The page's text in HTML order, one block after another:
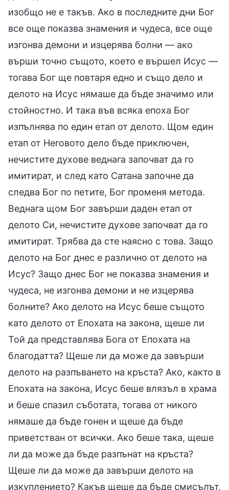
изобщо не е такъв. Ако в последните дни Бог
все още показва знамения и чудеса, все още
изгонва демони и изцерява болни — ако
върши точно същото, което е вършел Исус —
тогава Бог ще повтаря едно и също дело и
делото на Исус нямаше да бъде значимо или
стойностно. И така във всяка епоха Бог
изпълнява по един етап от делото. Щом един
етап от Неговото дело бъде приключен,
нечистите духове веднага започват да го
имитират, и след като Сатана започне да
следва Бог по петите, Бог променя метода.
Веднага щом Бог завърши даден етап от
делото Си, нечистите духове започват да го
имитират. Трябва да сте наясно с това. Защо
делото на Бог днес е различно от делото на
Исус? Защо днес Бог не показва знамения и
чудеса, не изгонва демони и не изцерява
болните? Ако делото на Исус беше същото
като делото от Епохата на закона, щеше ли
Той да представлява Бога от Епохата на
благодатта? Щеше ли да може да завърши
делото на разпъването на кръста? Ако, както в
Епохата на закона, Исус беше влязъл в храма
и беше спазил съботата, тогава от никого
нямаше да бъде гонен и щеше да бъде
приветстван от всички. Ако беше така, щеше
ли да може да бъде разпънат на кръста?
Щеше ли да може да завърши делото на
изкуплението? Какъв щеше да бъде смисълът,